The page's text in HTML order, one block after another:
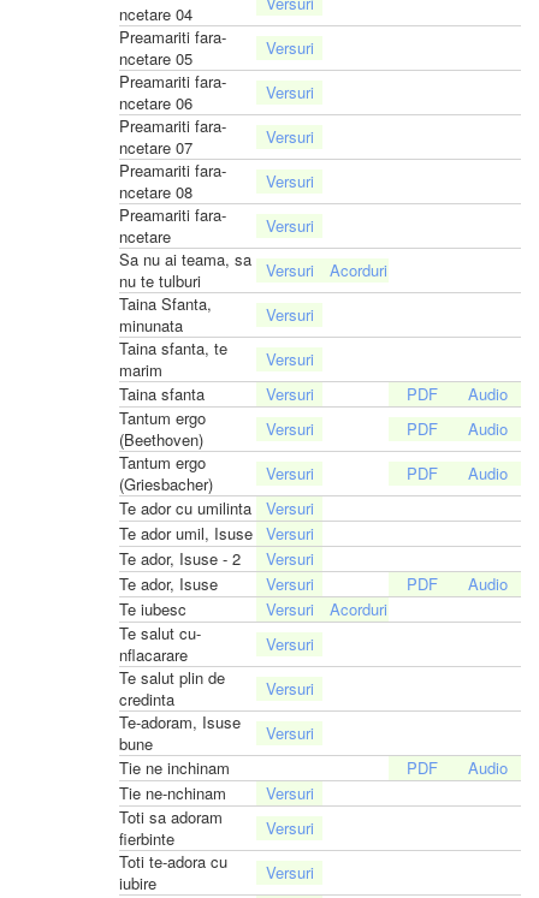
ncetare 04
Preamariti fara-
ncetare 05
Preamariti fara-
ncetare 06
Preamariti fara-
ncetare 07
Preamariti fara-
ncetare 08
Preamariti fara-
ncetare
Sa nu ai teama, sa
nu te tulburi
Taina Sfanta,
minunata
Taina sfanta, te
marim
Taina sfanta
Tantum ergo
(Beethoven)
Tantum ergo
(Griesbacher)
Te ador cu umilinta
Te ador umil, Isuse
Te ador, Isuse - 2
Te ador, Isuse
Te iubesc
Te salut cu-
nflacarare
Te salut plin de
credinta
Te-adoram, Isuse
bune
Tie ne inchinam
Tie ne-nchinam
Toti sa adoram
fierbinte
Toti te-adora cu
iubire